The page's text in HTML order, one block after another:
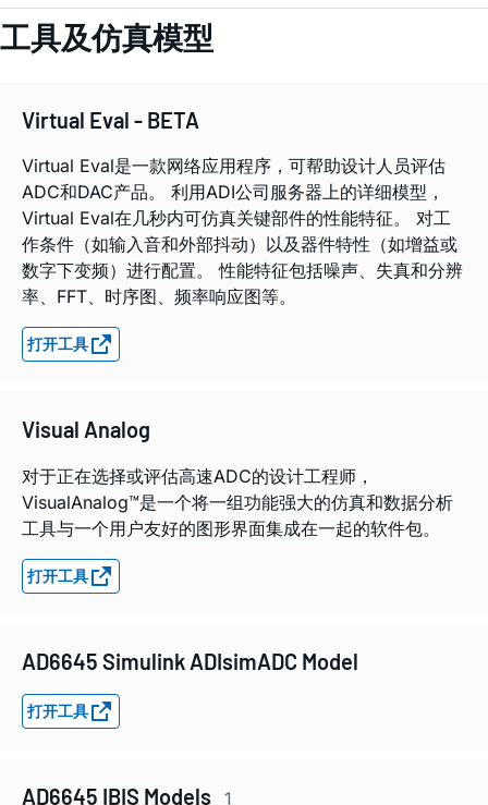
工具及仿真模型
Virtual Eval - BETA
Virtual Eval是一款网络应用程序，可帮助设计人员评估
ADC和DAC产品。 利用ADI公司服务器上的详细模型，
Virtual Eval在几秒内可仿真关键部件的性能特征。 对工
作条件（如输入音和外部抖动）以及器件特性（如增益或
数字下变频）进行配置。 性能特征包括噪声、失真和分辨
率、FFT、时序图、频率响应图等。
打开工具
Visual Analog
对于正在选择或评估高速ADC的设计工程师，
VisualAnalog™是一个将一组功能强大的仿真和数据分析
工具与一个用户友好的图形界面集成在一起的软件包。
打开工具
AD6645 Simulink ADIsimADC Model
打开工具
AD6645 IBIS Models 1